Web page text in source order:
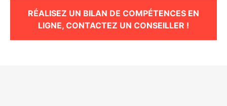
RÉALISEZ UN BILAN DE COMPÉTENCES EN
LIGNE, CONTACTEZ UN CONSEILLER !
Nécessaire
Ces cookies ne
sont pas